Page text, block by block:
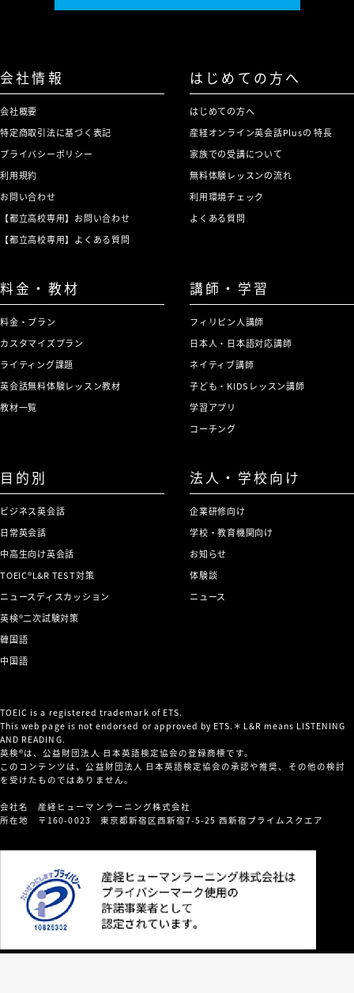
会社情報
会社概要
特定商取引法に基づく表記
プライバシーポリシー
利用規約
お問い合わせ
【都立高校専用】お問い合わせ
【都立高校専用】よくある質問
はじめての方へ
はじめての方へ
産経オンライン英会話Plusの 特長
家族での受講について
無料体験レッスンの流れ
利用環境チェック
よくある質問
料金・教材
料金・プラン
カスタマイズプラン
ライティング課題
英会話無料体験レッスン教材
教材一覧
講師・学習
フィリピン人講師
日本人・日本語対応講師
ネイティブ講師
子ども・KIDSレッスン講師
学習アプリ
コーチング
目的別
ビジネス英会話
日常英会話
中高生向け英会話
TOEIC®L&R TEST対策
ニュースディスカッション
英検®二次試験対策
韓国語
中国語
法人・学校向け
企業研修向け
学校・教育機関向け
お知らせ
体験談
ニュース
TOEIC is a registered trademark of ETS.
This web page is not endorsed or approved by ETS.＊L&R means LISTENING
AND READING.
英検®は、公益財団法人 日本英語検定協会の登録商標です。
このコンテンツは、公益財団法人 日本英語検定協会の承認や推奨、その他の検討
を受けたものではありません。
会社名 産経ヒューマンラーニング株式会社
所在地 〒160-0023 東京都新宿区西新宿7-5-25 西新宿プライムスクエア